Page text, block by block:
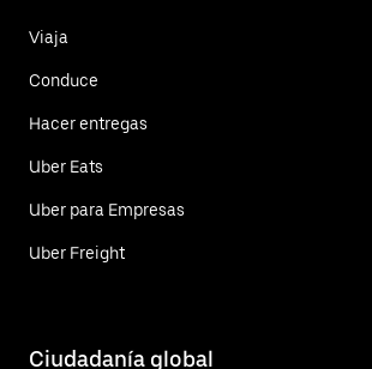
Viaja
Conduce
Hacer entregas
Uber Eats
Uber para Empresas
Uber Freight
Ciudadanía global